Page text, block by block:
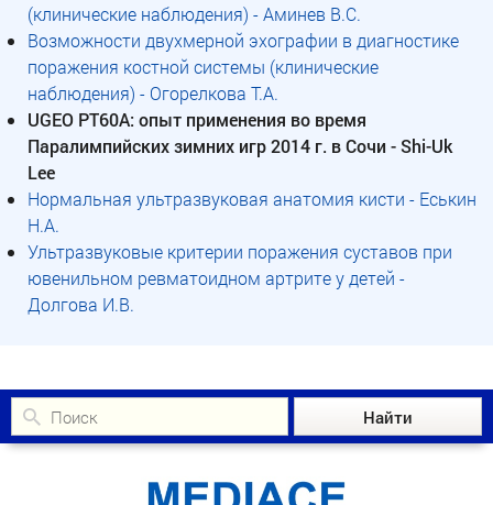
(клинические наблюдения) - Аминев В.С.
Возможности двухмерной эхографии в диагностике
поражения костной системы (клинические
наблюдения) - Огорелкова Т.А.
UGEO PT60A: опыт применения во время
Паралимпийских зимних игр 2014 г. в Сочи - Shi-Uk
Lee
Нормальная ультразвуковая анатомия кисти - Еськин
Н.А.
Ультразвуковые критерии поражения суставов при
ювенильном ревматоидном артрите у детей -
Долгова И.В.